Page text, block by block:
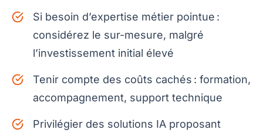
Si besoin d’expertise métier pointue :
considérez le sur-mesure, malgré
l’investissement initial élevé
Tenir compte des coûts cachés : formation,
accompagnement, support technique
Privilégier des solutions IA proposant